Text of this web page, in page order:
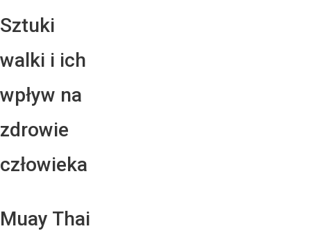
Sztuki
walki i ich
wpływ na
zdrowie
człowieka
Muay Thai